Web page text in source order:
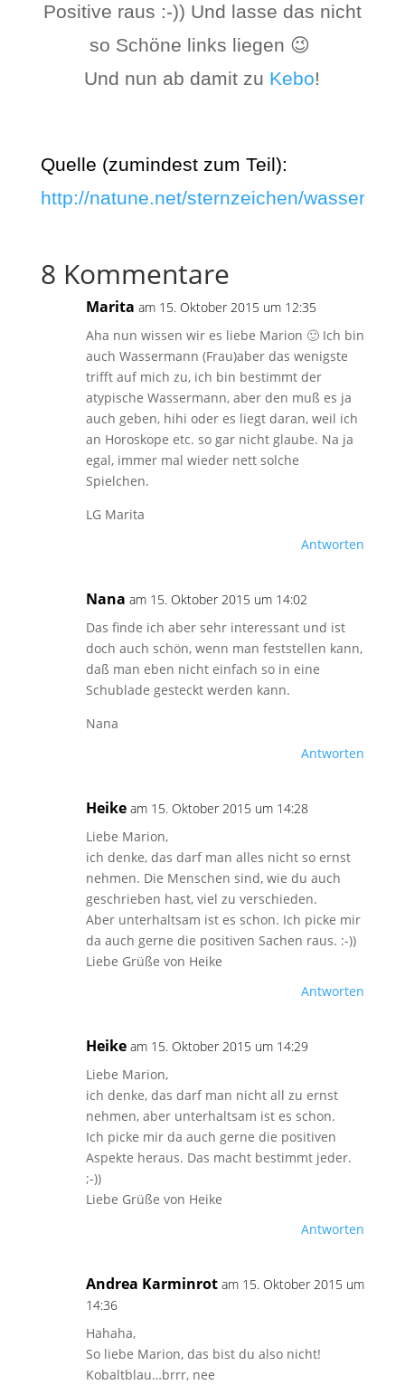
Positive raus :-)) Und lasse das nicht
so Schöne links liegen 😉
Und nun ab damit zu Kebo!
Quelle (zumindest zum Teil):
http://natune.net/sternzeichen/
8 Kommentare
Marita am 15. Oktober 2015 um 12:35
Aha nun wissen wir es liebe Marion 🙂 Ich bin
auch Wassermann (Frau)aber das wenigste
trifft auf mich zu, ich bin bestimmt der
atypische Wassermann, aber den muß es ja
auch geben, hihi oder es liegt daran, weil ich
an Horoskope etc. so gar nicht glaube. Na ja
egal, immer mal wieder nett solche
Spielchen.
LG Marita
Antworten
Nana am 15. Oktober 2015 um 14:02
Das finde ich aber sehr interessant und ist
doch auch schön, wenn man feststellen kann,
daß man eben nicht einfach so in eine
Schublade gesteckt werden kann.
Nana
Antworten
Heike am 15. Oktober 2015 um 14:28
Liebe Marion,
ich denke, das darf man alles nicht so ernst
nehmen. Die Menschen sind, wie du auch
geschrieben hast, viel zu verschieden.
Aber unterhaltsam ist es schon. Ich picke mir
da auch gerne die positiven Sachen raus. :-))
Liebe Grüße von Heike
Antworten
Heike am 15. Oktober 2015 um 14:29
Liebe Marion,
ich denke, das darf man nicht all zu ernst
nehmen, aber unterhaltsam ist es schon.
Ich picke mir da auch gerne die positiven
Aspekte heraus. Das macht bestimmt jeder.
;-))
Liebe Grüße von Heike
Antworten
Andrea Karminrot am 15. Oktober 2015 um
14:36
Hahaha,
So liebe Marion, das bist du also nicht!
Kobaltblau…brrr, nee